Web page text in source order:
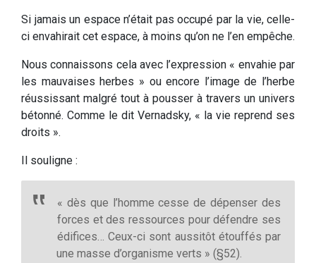
Si jamais un espace n’était pas occupé par la vie, celle-
ci envahirait cet espace, à moins qu’on ne l’en empêche.
Nous connaissons cela avec l’expression « envahie par
les mauvaises herbes » ou encore l’image de l’herbe
réussissant malgré tout à pousser à travers un univers
bétonné. Comme le dit Vernadsky, « la vie reprend ses
droits ».
Il souligne :
« dès que l’homme cesse de dépenser des
forces et des ressources pour défendre ses
édifices… Ceux-ci sont aussitôt étouffés par
une masse d’organisme verts » (§52).